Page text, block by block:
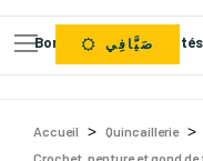
Bons Plans Nouveautés
صَيَّافِي
Accueil Quincaillerie